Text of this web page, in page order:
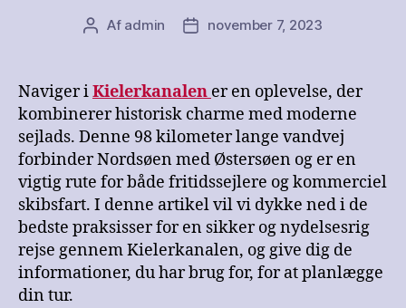
Indlægsforfatter
Af admin Indlægsdato
november 7, 2023
Naviger iKielerkanalen er en oplevelse, der
kombinerer historisk charme med moderne
sejlads. Denne 98 kilometer lange vandvej
forbinder Nordsøen med Østersøen og er en
vigtig rute for både fritidssejlere og kommerciel
skibsfart. I denne artikel vil vi dykke ned i de
bedste praksisser for en sikker og nydelsesrig
rejse gennem Kielerkanalen, og give dig de
informationer, du har brug for, for at planlægge
din tur.